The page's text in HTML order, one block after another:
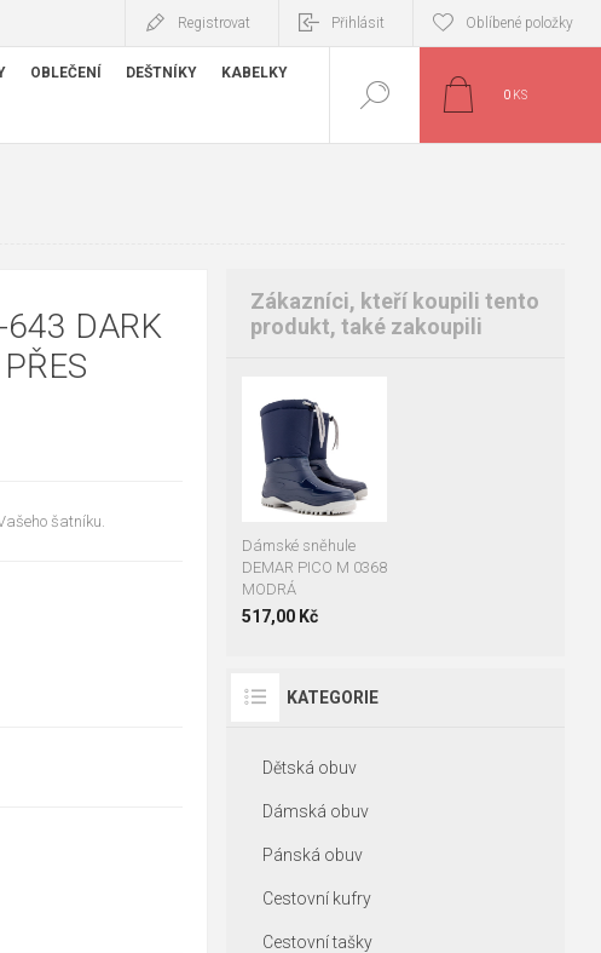
Registrovat Přihlásit Oblíbené položky
OBLEČENÍ DEŠTNÍKY KABELKY
0 KS
DARK
šatníku.
Zákazníci, kteří koupili tento
produkt, také zakoupili
Dámské sněhule
DEMAR PICO M 0368
MODRÁ
517,00 Kč
36-37
39-40
41-42
KATEGORIE
Dětská obuv
Dámská obuv
Pánská obuv
Cestovní kufry
Cestovní tašky